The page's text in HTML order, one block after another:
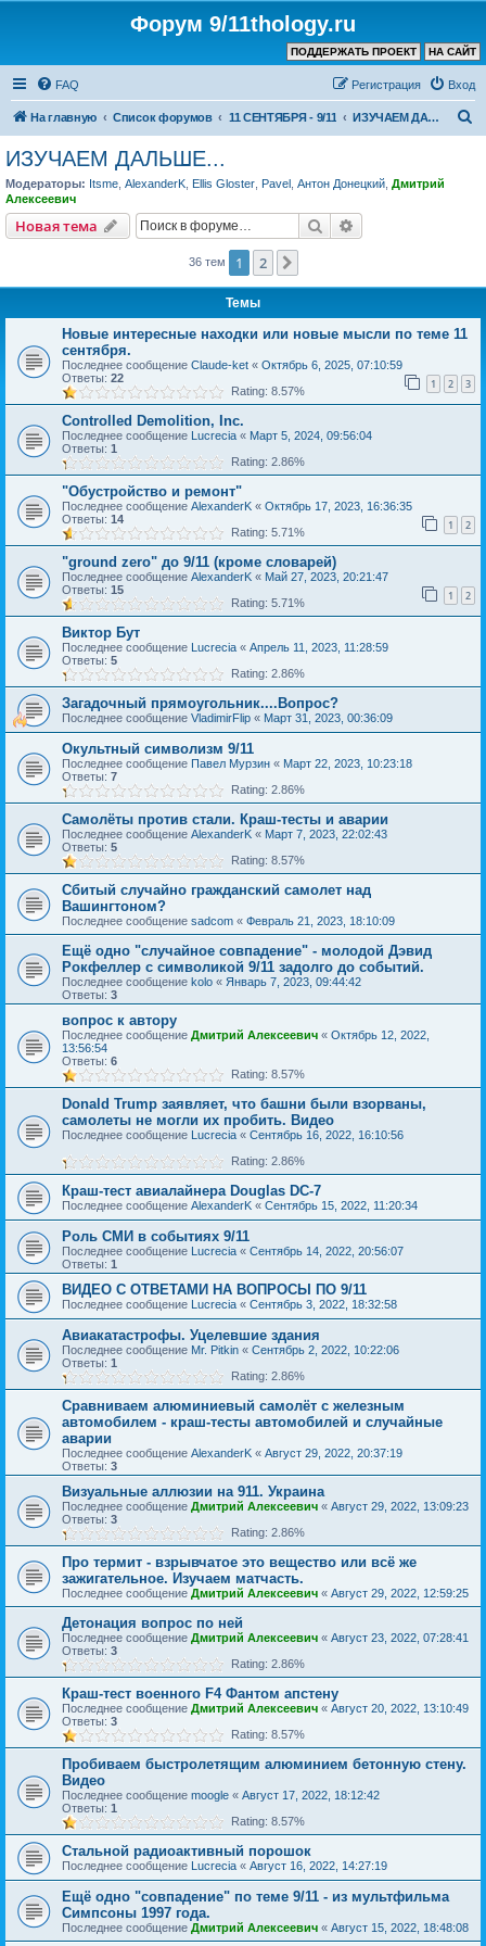
Форум 9/11thology.ru
НА САЙТ
ПОДДЕРЖАТЬ ПРОЕКТ
FAQ Вход
Регистрация
На главную Список форумов 11 СЕНТЯБРЯ - 9/11 ИЗУЧАЕМ ДАЛЬШЕ...
ИЗУЧАЕМ ДАЛЬШЕ...
Модераторы: Itsme AlexanderK Ellis Gloster Pavel Антон Донецкий Дмитрий
Алексеевич
Новая тема Поиск
36 тем 1 2
Темы
Новые интересные находки или новые мысли по теме 11
сентября.
Последнее сообщение Claude-ket « Октябрь 6, 2025, 07:10:59
Ответы: 22 1 2 3
Rating: 8.57%
Controlled Demolition, Inc.
Последнее сообщение Lucrecia « Март 5, 2024, 09:56:04
Ответы: 1
Rating: 2.86%
"Обустройство и ремонт"
Последнее сообщение AlexanderK « Октябрь 17, 2023, 16:36:35
Ответы: 14 1 2
Rating: 5.71%
"ground zero" до 9/11 (кроме словарей)
Последнее сообщение AlexanderK « Май 27, 2023, 20:21:47
Ответы: 15 1 2
Rating: 5.71%
Виктор Бут
Последнее сообщение Lucrecia « Апрель 11, 2023, 11:28:59
Ответы: 5
Rating: 2.86%
Загадочный прямоугольник....Вопрос?
Последнее сообщение VladimirFlip « Март 31, 2023, 00:36:09
Окультный символизм 9/11
Последнее сообщение Павел Мурзин « Март 22, 2023, 10:23:18
Ответы: 7
Rating: 2.86%
Самолёты против стали. Краш-тесты и аварии
Последнее сообщение AlexanderK « Март 7, 2023, 22:02:43
Ответы: 5
Rating: 8.57%
Сбитый случайно гражданский самолет над
Вашингтоном?
Последнее сообщение sadcom « Февраль 21, 2023, 18:10:09
Ещё одно "случайное совпадение" - молодой Дэвид
Рокфеллер с символикой 9/11 задолго до событий.
Последнее сообщение kolo « Январь 7, 2023, 09:44:42
Ответы: 3
вопрос к автору
Последнее сообщение Дмитрий Алексеевич « Октябрь 12, 2022,
13:56:54
Ответы: 6
Rating: 8.57%
Donald Trump заявляет, что башни были взорваны,
самолеты не могли их пробить. Видео
Последнее сообщение Lucrecia « Сентябрь 16, 2022, 16:10:56
Rating: 2.86%
Краш-тест авиалайнера Douglas DC-7
Последнее сообщение AlexanderK « Сентябрь 15, 2022, 11:20:34
Роль СМИ в событиях 9/11
Последнее сообщение Lucrecia « Сентябрь 14, 2022, 20:56:07
Ответы: 1
ВИДЕО С ОТВЕТАМИ НА ВОПРОСЫ ПО 9/11
Последнее сообщение Lucrecia « Сентябрь 3, 2022, 18:32:58
Авиакатастрофы. Уцелевшие здания
Последнее сообщение Mr. Pitkin « Сентябрь 2, 2022, 10:22:06
Ответы: 1
Rating: 2.86%
Сравниваем алюминиевый самолёт с железным
автомобилем - краш-тесты автомобилей и случайные
аварии
Последнее сообщение AlexanderK « Август 29, 2022, 20:37:19
Ответы: 3
Визуальные аллюзии на 911. Украина
Последнее сообщение Дмитрий Алексеевич « Август 29, 2022, 13:09:23
Ответы: 3
Rating: 2.86%
Про термит - взрывчатое это вещество или всё же
зажигательное. Изучаем матчасть.
Последнее сообщение Дмитрий Алексеевич « Август 29, 2022, 12:59:25
Детонация вопрос по ней
Последнее сообщение Дмитрий Алексеевич « Август 23, 2022, 07:28:41
Ответы: 3
Rating: 2.86%
Краш-тест военного F4 Фантом апстену
Последнее сообщение Дмитрий Алексеевич « Август 20, 2022, 13:10:49
Ответы: 3
Rating: 8.57%
Пробиваем быстролетящим алюминием бетонную стену.
Видео
Последнее сообщение moogle « Август 17, 2022, 18:12:42
Ответы: 1
Rating: 8.57%
Стальной радиоактивный порошок
Последнее сообщение Lucrecia « Август 16, 2022, 14:27:19
Ещё одно "совпадение" по теме 9/11 - из мультфильма
Симпсоны 1997 года.
Последнее сообщение Дмитрий Алексеевич « Август 15, 2022, 18:48:08